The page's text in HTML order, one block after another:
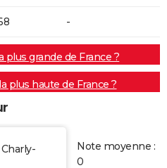
-
plus grande de France ?
plus haute de France ?
Note moyenne :
0